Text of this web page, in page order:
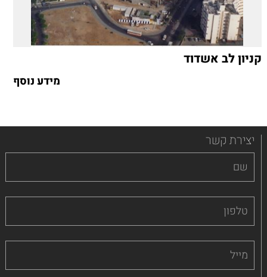
קניון לב אשדוד
מידע נוסף
יצירת קשר